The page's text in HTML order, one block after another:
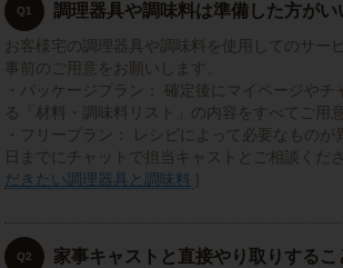
Q1 調理器具や調味料は準備した方がい
お客様宅の調理器具や調味料を使用してのサー
事前のご用意をお願いします。
・パッケージプラン： 確定後にマイページやチ
る「材料・調味料リスト」の内容をすべてご用
・フリープラン： レシピによって必要なものが
日までにチャットで担当キャストとご相談くだ
だきたい調理器具と調味料
Q2 家事キャストと直接やり取りするこ